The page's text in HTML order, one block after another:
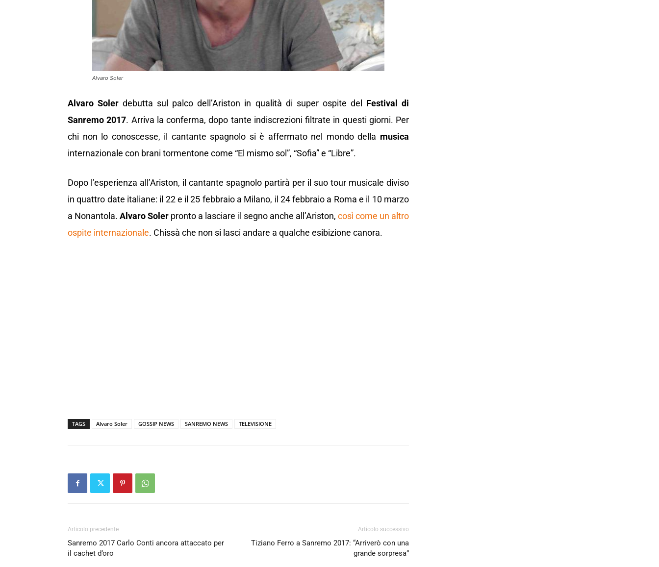
Alvaro Soler
Alvaro Soler debutta sul palco dell’Ariston in qualità di super ospite del Festival di
Sanremo 2017. Arriva la conferma, dopo tante indiscrezioni filtrate in questi giorni. Per
chi non lo conoscesse, il cantante spagnolo si è affermato nel mondo della musica
internazionale con brani tormentone come “El mismo sol”, “Sofia” e “Libre”.
Dopo l’esperienza all’Ariston, il cantante spagnolo partirà per il suo tour musicale diviso
in quattro date italiane: il 22 e il 25 febbraio a Milano, il 24 febbraio a Roma e il 10 marzo
a Nonantola.Alvaro Soler pronto a lasciare il segno anche all’Ariston, così come un altro
ospite internazionale. Chissà che non si lasci andare a qualche esibizione canora.
TAGS Alvaro Soler GOSSIP NEWS SANREMO NEWS TELEVISIONE
Articolo precedente
Sanremo 2017 Carlo Conti ancora attaccato per
il cachet d’oro
Articolo successivo
Tiziano Ferro a Sanremo 2017: “Arriverò con una
grande sorpresa”